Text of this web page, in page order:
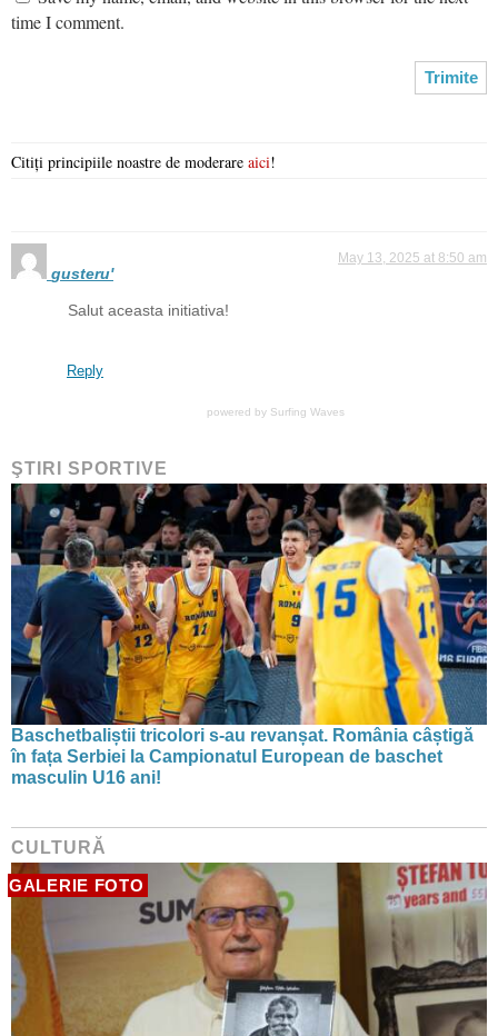
time I comment.
Citiți principiile noastre de moderare aici!
gusteru'
May 13, 2025 at 8:50 am
Salut aceasta initiativa!
Reply
powered by Surfing Waves
ŞTIRI SPORTIVE
Baschetbaliștii tricolori s-au revanșat. România câștigă
în fața Serbiei la Campionatul European de baschet
masculin U16 ani!
CULTURĂ
GALERIE FOTO